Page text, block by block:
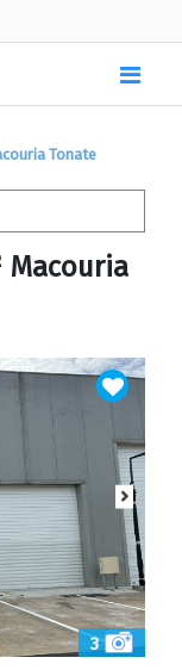
Tonate
Macouria
3